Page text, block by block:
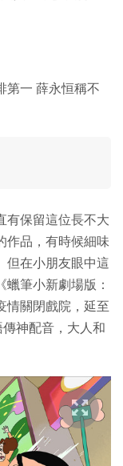
第一 薛永恒稱不
有保留這位長不大
作品，有時候細味
但在小朋友眼中這
筆小新劇場版：
情關閉戲院，延至
神配音，大人和